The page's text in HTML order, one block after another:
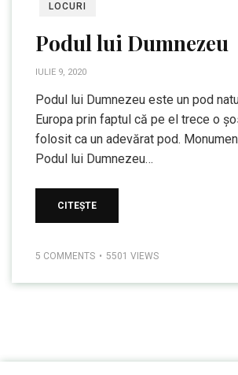
LOCURI
Podul lui Dumnezeu
IULIE 9, 2020
Podul lui Dumnezeu este un pod
Europa prin faptul că pe el trece o
folosit ca un adevărat pod.
Podul lui Dumnezeu…
CITEȘTE
5 COMMENTS 5501 VIEWS